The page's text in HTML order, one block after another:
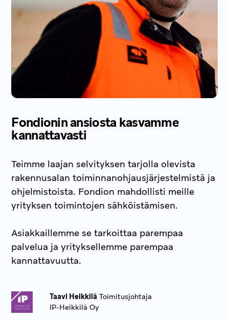
Fondionin ansiosta kasvamme
kannattavasti
Teimme laajan selvityksen tarjolla olevista
rakennusalan toiminnanohjausjärjestelmistä ja
ohjelmistoista. Fondion mahdollisti meille
yrityksen toimintojen sähköistämisen.
Asiakkaillemme se tarkoittaa parempaa
palvelua ja yrityksellemme parempaa
kannattavuutta.
Taavi Heikkilä Toimitusjohtaja
IP-Heikkilä Oy